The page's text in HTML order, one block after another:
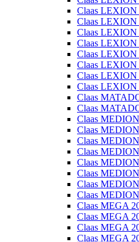
Claas LEXION
Claas LEXION
Claas LEXION
Claas LEXION
Claas LEXION
Claas LEXION
Claas LEXION
Claas LEXION
Claas
Claas
Claas
Claas
Claas
Claas
Claas
Claas
Claas
Claas
Claas MEGA
Claas MEGA
Claas MEGA
Claas MEGA